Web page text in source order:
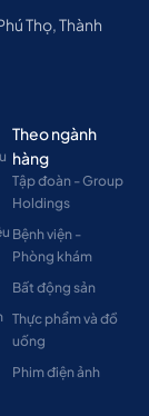
Thọ, Thành
Theo ngành
hàng
Tập đoàn - Group
Holdings
Bệnh viện -
Phòng khám
Bất động sản
Thực phẩm và đồ
uống
Phim điện ảnh